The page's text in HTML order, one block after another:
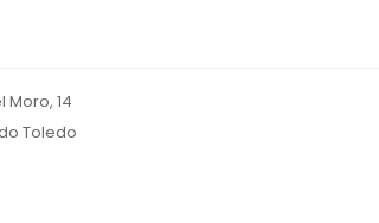
Moro, 14
Toledo